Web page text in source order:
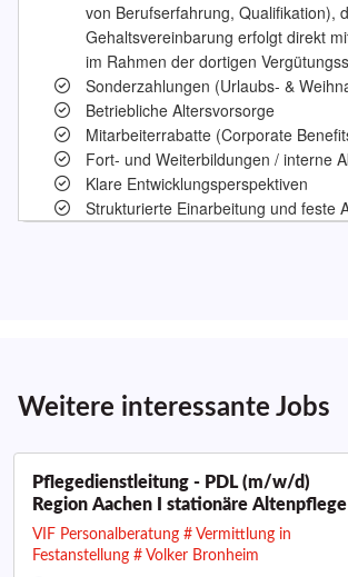
Weitere interessante Jobs
Pflegedienstleitung - PDL (m/w/d)
Region Aachen I stationäre Altenpflege
VIF Personalberatung # Vermittlung in
Festanstellung # Volker Bronheim